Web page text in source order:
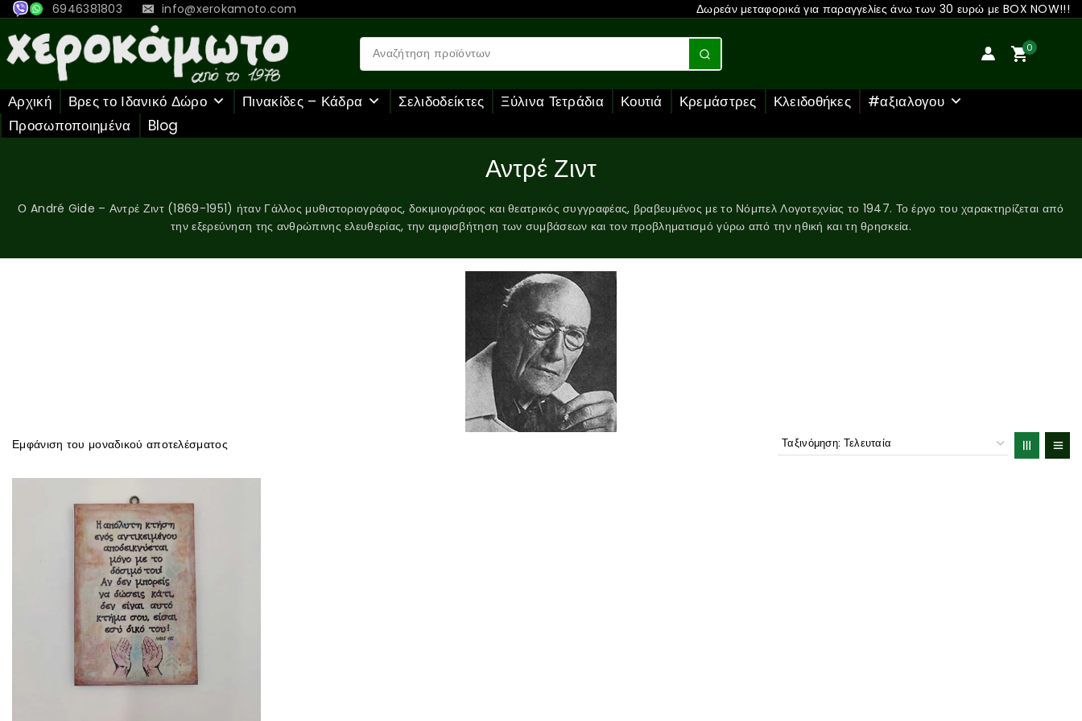
6946381803 info@xerokamoto.com Δωρεάν μεταφορικά για παραγγελίες άνω των 30 ευρώ με BOX NOW!!!
0
Αρχική Βρες το Ιδανικό Δώρο Πινακίδες – Κάδρα Σελιδοδείκτες Ξύλινα Τετράδια Κουτιά Κρεμάστρες Κλειδοθήκες
#αξιαλογου
Προσωποποιημένα
Blog
Αντρέ Ζιντ
Ο André Gide – Αντρέ Ζιντ (1869-1951) ήταν Γάλλος μυθιστοριογράφος, δοκιμιογράφος και θεατρικός συγγραφέας, βραβευμένος με το Νόμπελ Λογοτεχνίας το 1947. Το έργο του χαρακτηρίζεται από
την εξερεύνηση της ανθρώπινης ελευθερίας, την αμφισβήτηση των συμβάσεων και τον προβληματισμό γύρω από την ηθική και τη θρησκεία.
Εμφάνιση του μοναδικού αποτελέσματος